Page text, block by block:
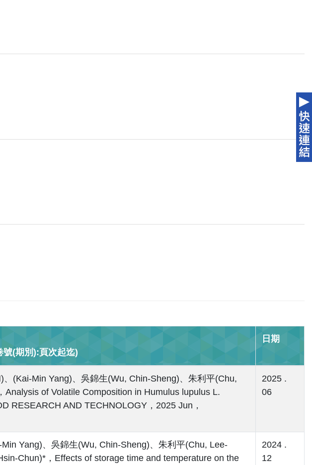
號(期別):頁次起迄)
日期
(Kai-Min Yang)、吳錦生(Wu, Chin-Sheng)、朱利平(Chu,
of Volatile Composition in Humulus lupulus L.
RESEARCH AND TECHNOLOGY，2025 Jun，
2025 .
06
Yang)、吳錦生(Wu, Chin-Sheng)、朱利平(Chu, Lee-
Chun)*，Effects of storage time and temperature on the
2024 .
12